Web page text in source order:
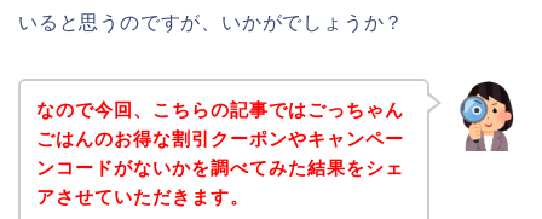
いると思うのですが、いかがでしょうか？
なので今回、こちらの記事ではごっちゃん
ごはんのお得な割引クーポンやキャンペー
ンコードがないかを調べてみた結果をシェ
アさせていただきます。